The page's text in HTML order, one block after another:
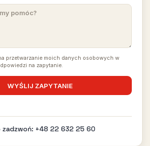
przetwarzanie moich danych osobowych w
na zapytanie.
zadzwoń: +48 22 632 25 60